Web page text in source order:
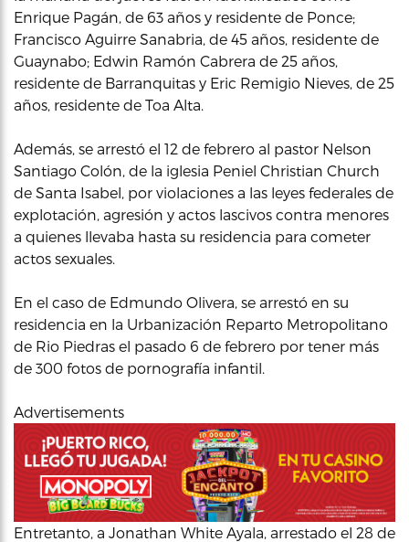
Enrique Pagán, de 63 años y residente de Ponce;
Francisco Aguirre Sanabria, de 45 años, residente de
Guaynabo; Edwin Ramón Cabrera de 25 años,
residente de Barranquitas y Eric Remigio Nieves, de 25
años, residente de Toa Alta.
Además, se arrestó el 12 de febrero al pastor Nelson
Santiago Colón, de la iglesia Peniel Christian Church
de Santa Isabel, por violaciones a las leyes federales de
explotación, agresión y actos lascivos contra menores
a quienes llevaba hasta su residencia para cometer
actos sexuales.
En el caso de Edmundo Olivera, se arrestó en su
residencia en la Urbanización Reparto Metropolitano
de Rio Piedras el pasado 6 de febrero por tener más
de 300 fotos de pornografía infantil.
Advertisements
Entretanto, a Jonathan White Ayala, arrestado el 28 de